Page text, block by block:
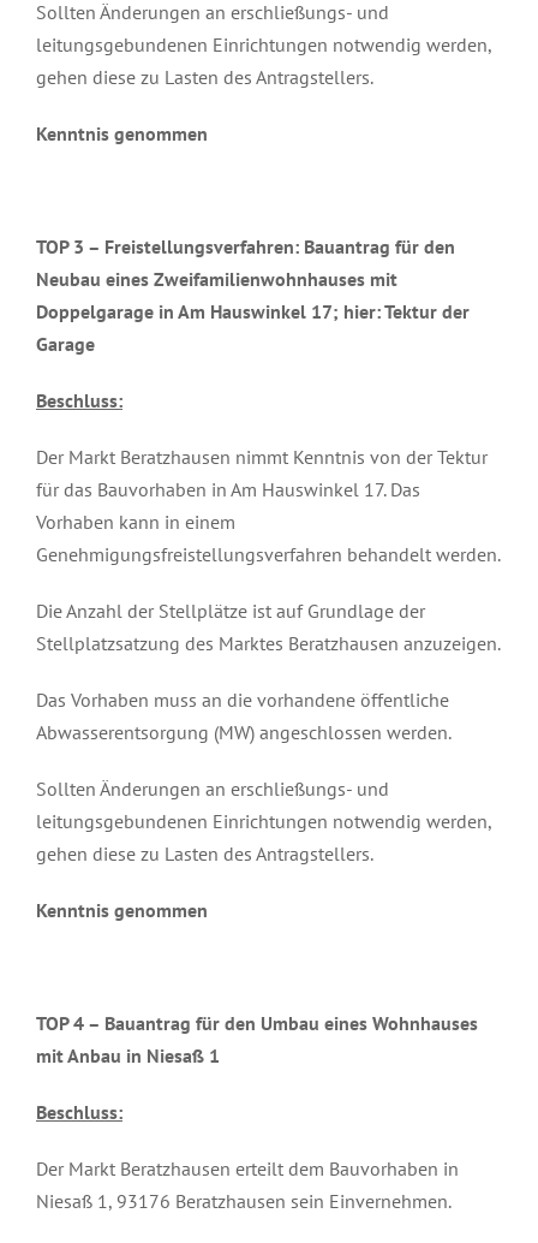
Sollten Änderungen an erschließungs- und
leitungsgebundenen Einrichtungen notwendig werden,
gehen diese zu Lasten des Antragstellers.
Kenntnis genommen
TOP 3 – Freistellungsverfahren: Bauantrag für den
Neubau eines Zweifamilienwohnhauses mit
Doppelgarage in Am Hauswinkel 17; hier: Tektur der
Garage
Beschluss:
Der Markt Beratzhausen nimmt Kenntnis von der Tektur
für das Bauvorhaben in Am Hauswinkel 17. Das
Vorhaben kann in einem
Genehmigungsfreistellungsverfahren behandelt werden.
Die Anzahl der Stellplätze ist auf Grundlage der
Stellplatzsatzung des Marktes Beratzhausen anzuzeigen.
Das Vorhaben muss an die vorhandene öffentliche
Abwasserentsorgung (MW) angeschlossen werden.
Sollten Änderungen an erschließungs- und
leitungsgebundenen Einrichtungen notwendig werden,
gehen diese zu Lasten des Antragstellers.
Kenntnis genommen
TOP 4 – Bauantrag für den Umbau eines Wohnhauses
mit Anbau in Niesaß 1
Beschluss:
Der Markt Beratzhausen erteilt dem Bauvorhaben in
Niesaß 1, 93176 Beratzhausen sein Einvernehmen.